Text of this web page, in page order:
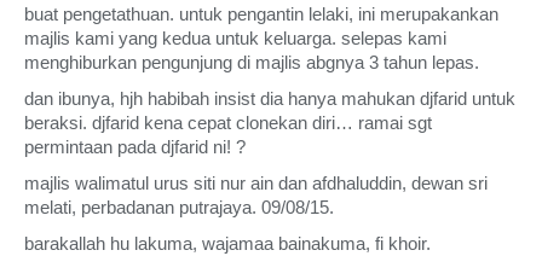
buat pengetathuan. untuk pengantin lelaki, ini merupakankan
majlis kami yang kedua untuk keluarga. selepas kami
menghiburkan pengunjung di majlis abgnya 3 tahun lepas.
dan ibunya, hjh habibah insist dia hanya mahukan djfarid untuk
beraksi. djfarid kena cepat clonekan diri… ramai sgt
permintaan pada djfarid ni! ?
majlis walimatul urus siti nur ain dan afdhaluddin, dewan sri
melati, perbadanan putrajaya. 09/08/15.
barakallah hu lakuma, wajamaa bainakuma, fi khoir.